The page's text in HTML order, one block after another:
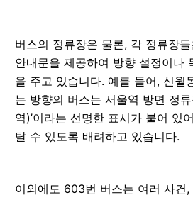
버스의 정류장은 물론, 각 정류장
안내문을 제공하여 방향 설정이나
을 주고 있습니다. 예를 들어, 신월
는 방향의 버스는 서울역 방면 정
역)’이라는 선명한 표시가 붙어 있
탈 수 있도록 배려하고 있습니다.
이외에도 603번 버스는 여러 사건